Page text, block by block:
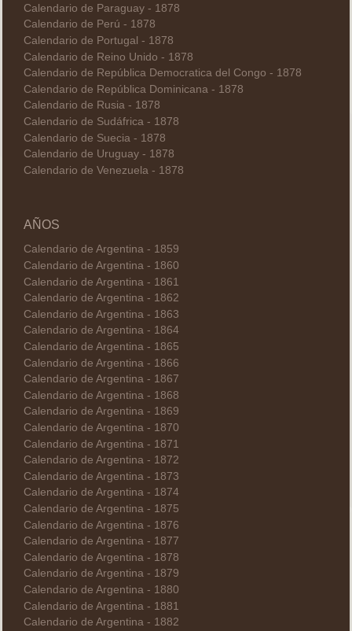
Calendario de Paraguay - 1878
Calendario de Perú - 1878
Calendario de Portugal - 1878
Calendario de Reino Unido - 1878
Calendario de República Democratica del Congo - 1878
Calendario de República Dominicana - 1878
Calendario de Rusia - 1878
Calendario de Sudáfrica - 1878
Calendario de Suecia - 1878
Calendario de Uruguay - 1878
Calendario de Venezuela - 1878
AÑOS
Calendario de Argentina - 1859
Calendario de Argentina - 1860
Calendario de Argentina - 1861
Calendario de Argentina - 1862
Calendario de Argentina - 1863
Calendario de Argentina - 1864
Calendario de Argentina - 1865
Calendario de Argentina - 1866
Calendario de Argentina - 1867
Calendario de Argentina - 1868
Calendario de Argentina - 1869
Calendario de Argentina - 1870
Calendario de Argentina - 1871
Calendario de Argentina - 1872
Calendario de Argentina - 1873
Calendario de Argentina - 1874
Calendario de Argentina - 1875
Calendario de Argentina - 1876
Calendario de Argentina - 1877
Calendario de Argentina - 1878
Calendario de Argentina - 1879
Calendario de Argentina - 1880
Calendario de Argentina - 1881
Calendario de Argentina - 1882